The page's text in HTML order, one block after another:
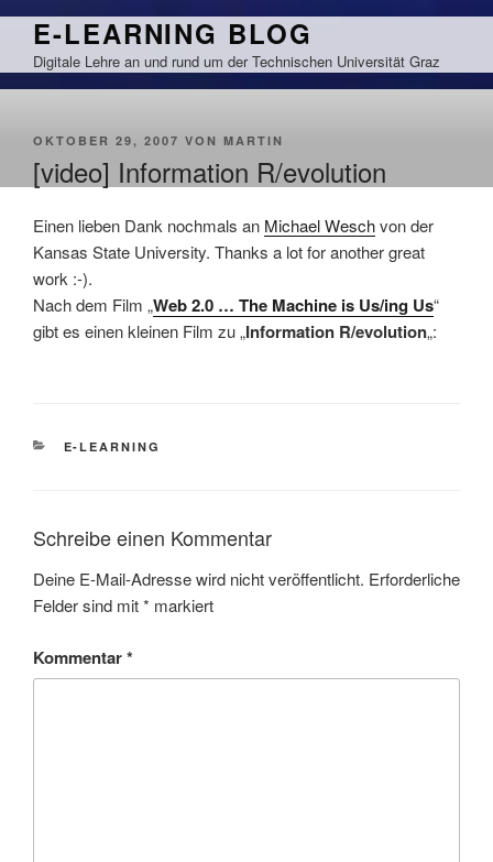
Zum
springen
E-LEARNING BLOG
Digitale Lehre an und rund um der Technischen Universität Graz
VERÖFFENTLICHT
OKTOBER 29, 2007 VON MARTIN
[video] Information R/evolution
Einen lieben Dank nochmals an Michael Weschvon der
Kansas State University. Thanks a lot for another great
work :-).
Nach dem Film „Web 2.0 … The Machine is Us/ing Us“
gibt es einen kleinen Film zu „Information R/evolution„:
KATEGORIEN
E-LEARNING
Schreibe einen Kommentar
Deine E-Mail-Adresse wird nicht veröffentlicht. Erforderliche
Felder sind mit* markiert
Kommentar*